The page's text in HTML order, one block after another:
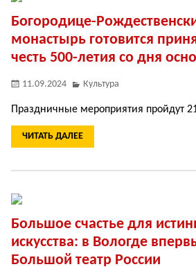
Богородице-
монастырь готовится
честь 500-летия со дня
11.09.2024 Культура
Праздничные мероприятия пройдут
ЧИТАТЬ ДАЛЕЕ
Большое счастье для
искусства: в Вологде
Большой театр России